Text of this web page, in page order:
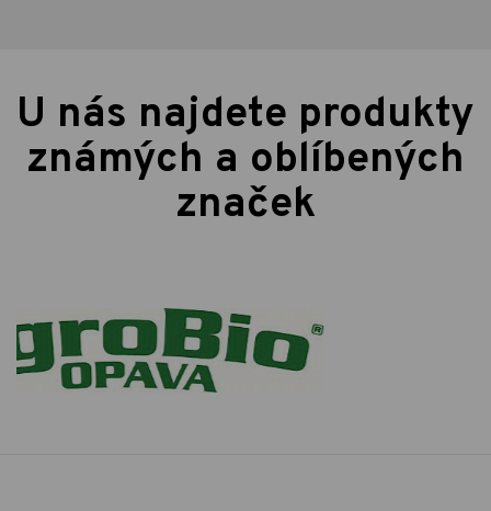
U nás najdete produkty
známých a oblíbených
značek